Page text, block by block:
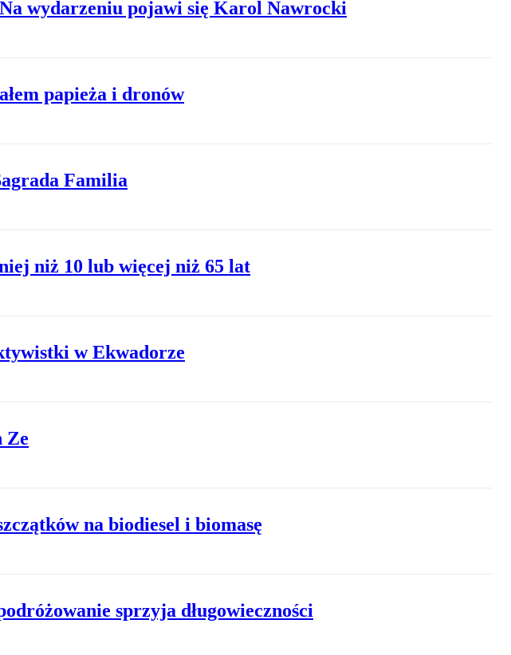
wydarzeniu pojawi się Karol Nawrocki
papieża i dronów
Familia
niż 10 lub więcej niż 65 lat
w Ekwadorze
Ze
na biodiesel i biomasę
sprzyja długowieczności